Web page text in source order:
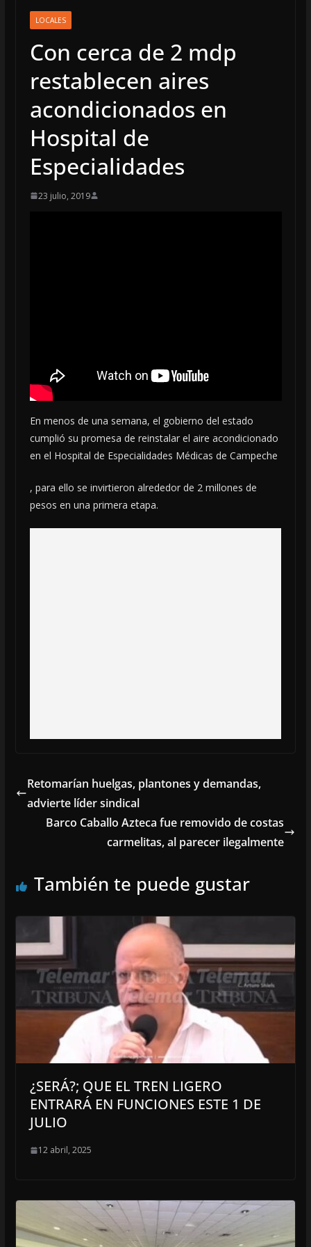
LOCALES
Con cerca de 2 mdp
restablecen aires
acondicionados en
Hospital de
Especialidades
23 julio, 2019
En menos de una semana, el gobierno del estado
cumplió su promesa de reinstalar el aire acondicionado
en el Hospital de Especialidades Médicas de Campeche
, para ello se invirtieron alrededor de 2 millones de
pesos en una primera etapa.
Retomarían huelgas, plantones y demandas,
advierte líder sindical
Barco Caballo Azteca fue removido de costas
carmelitas, al parecer ilegalmente
También te puede gustar
¿SERÁ?; QUE EL TREN LIGERO
ENTRARÁ EN FUNCIONES ESTE 1 DE
JULIO
12 abril, 2025